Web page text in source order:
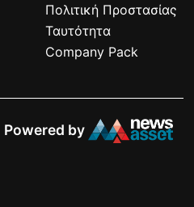
Πολιτική Προστασίας
Ταυτότητα
Company Pack
Powered by